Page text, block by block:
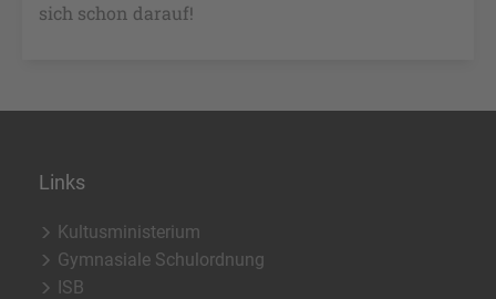
sich schon darauf!
Links
Kultusministerium
Gymnasiale Schulordnung
ISB